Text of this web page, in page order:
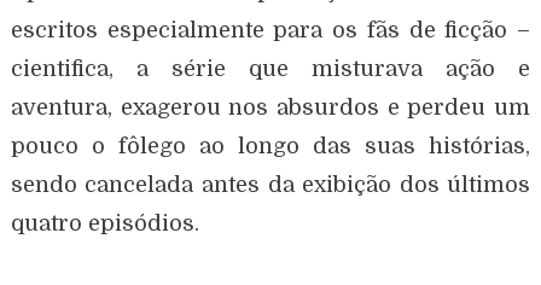
escritos especialmente para os fãs de ficção –
cientifica, a série que misturava ação e
aventura, exagerou nos absurdos e perdeu um
pouco o fôlego ao longo das suas histórias,
sendo cancelada antes da exibição dos últimos
quatro episódios.